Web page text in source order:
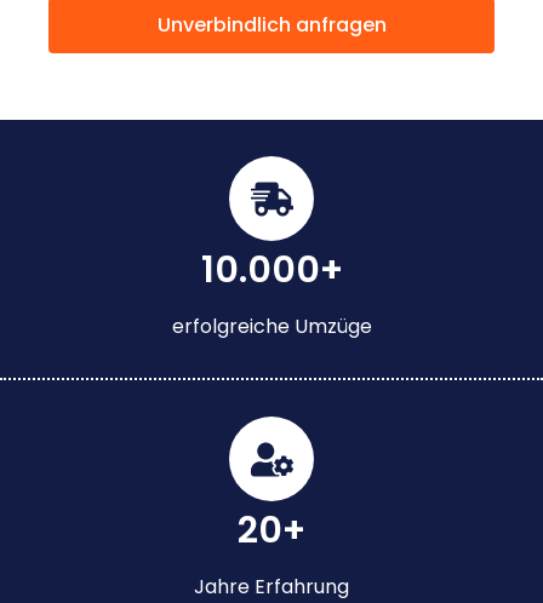
Unverbindlich anfragen
10.000+
erfolgreiche Umzüge
20+
Jahre Erfahrung